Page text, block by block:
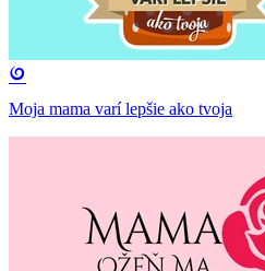
Moja mama varí lepšie ako tvoja